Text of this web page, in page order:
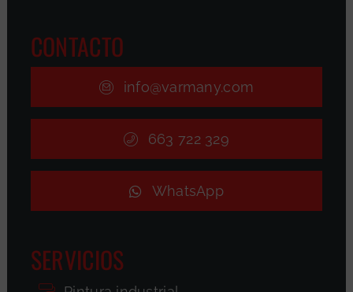
CONTACTO
info@varmany.com
663 722 329
WhatsApp
SERVICIOS